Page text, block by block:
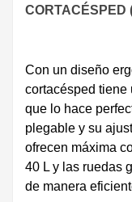
CORTACÉSPED
Con un diseño
cortacésped tiene
que lo hace
plegable y su
ofrecen máxima
40 L y las ruedas
de manera